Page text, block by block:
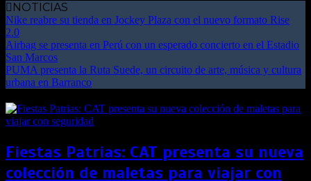
NOTICIAS
Nike reabre su tienda en Jockey Plaza con el nuevo formato Rise
2.0
Airbag se presenta en Perú con un esperado concierto en el Estadio
San Marcos
PUMA presenta la Ruta Suede, un circuito de arte, música y cultura
urbana en Barranco
Fiestas Patrias: CAT presenta su nueva
colección de maletas para viajar con